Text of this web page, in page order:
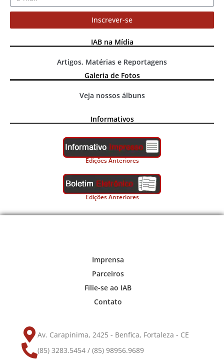
Inscrever-se
IAB na Mídia
Artigos, Matérias e Reportagens
Galeria de Fotos
Veja nossos álbuns
Informativos
Edições Anteriores
Edições Anteriores
Imprensa
Parceiros
Filie-se ao IAB
Contato
Av. Carapinima, 2425 - Benfica, Fortaleza - CE
(85) 3283.5454 / (85) 98956.9689